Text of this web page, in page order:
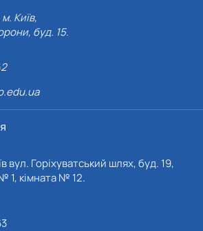
Київ,
буд. 15.
вул. Горіхуватський шлях, буд. 19,
1, кімната № 12.